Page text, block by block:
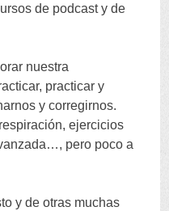
de podcast y de
nuestra
, practicar y
y corregirnos.
,ejercicios
…, pero poco a
y de otras muchas